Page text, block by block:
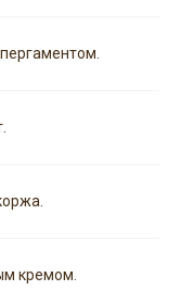
кремом.